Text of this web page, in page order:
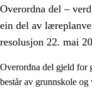
Overordna del –
ein del av
resolusjon 22. mai
Overordna del gjeld
består av grunnskole